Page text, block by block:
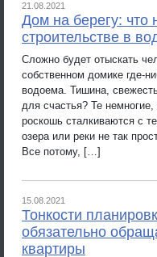
21.08.2021
Дом на берегу: что
строительстве в
Сложно будет отыскать
собственном домике где-
водоема. Тишина,
для счастья? Те
роскошь сталкиваются с
озера или реки не так
Все потому, […]
15.08.2021
Тонкости
обязательно
квартиры